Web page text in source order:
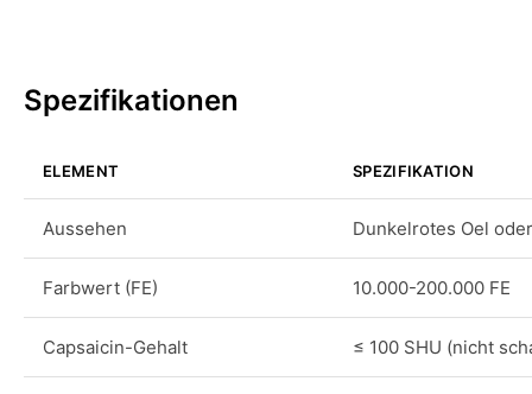
Spezifikationen
ELEMENT SPEZIFIKATION
Aussehen Dunkelrotes Oel
Farbwert (FE) 10.000-200.000 FE
Capsaicin-Gehalt ≤ 100 SHU (nicht